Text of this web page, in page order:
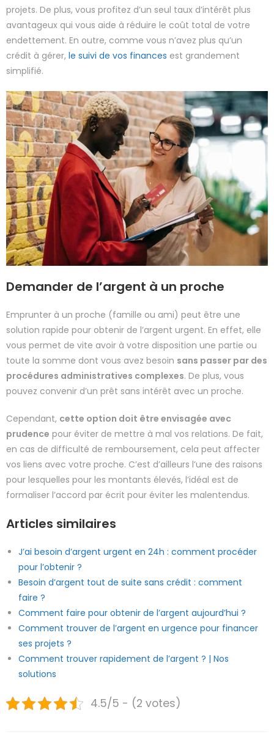
projets. De plus, vous profitez d’un seul taux d’intérêt plus
avantageux qui vous aide à réduire le coût total de votre
endettement. En outre, comme vous n’avez plus qu’un
crédit à gérer, le suivi de vos finances est grandement
simplifié.
Demander de l’argent à un proche
Emprunter à un proche (famille ou ami) peut être une
solution rapide pour obtenir de l’argent urgent. En effet, elle
vous permet de vite avoir à votre disposition une partie ou
toute la somme dont vous avez besoin sans passer par des
procédures administratives complexes. De plus, vous
pouvez convenir d’un prêt sans intérêt avec un proche.
Cependant, cette option doit être envisagée avec
prudence pour éviter de mettre à mal vos relations. De fait,
en cas de difficulté de remboursement, cela peut affecter
vos liens avec votre proche. C’est d’ailleurs l’une des raisons
pour lesquelles pour les montants élevés, l’idéal est de
formaliser l’accord par écrit pour éviter les malentendus.
Articles similaires
J’ai besoin d’argent urgent en 24h : comment procéder
pour l’obtenir ?
Besoin d’argent tout de suite sans crédit : comment
faire ?
Comment faire pour obtenir de l’argent aujourd’hui ?
Comment trouver de l’argent en urgence pour financer
ses projets ?
Comment trouver rapidement de l’argent ? | Nos
solutions
4.5/5 - (2 votes)